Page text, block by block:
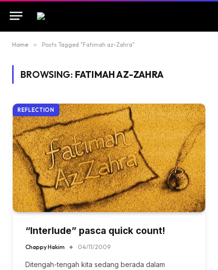
Home » Posts Tagged "Fatimah az-Zahra"
BROWSING: FATIMAH AZ-ZAHRA
REFLECTION
“Interlude” pasca quick count!
Chappy Hakim 04/11/2009
Ditengah-tengah kita sedang berada dalam